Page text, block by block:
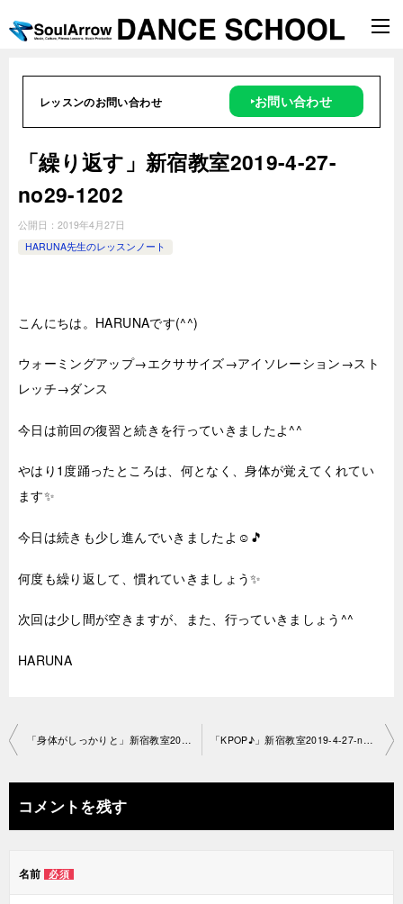
レッスンのお問い合わせ ‣お問い合わせ
「繰り返す」新宿教室2019-4-27-
no29-1202
公開日： 2019年4月27日
HARUNA先生のレッスンノート
こんにちは。HARUNAです(^^)
ウォーミングアップ→エクササイズ→アイソレーション→スト
レッチ→ダンス
今日は前回の復習と続きを行っていきましたよ^^
やはり1度踊ったところは、何となく、身体が覚えてくれてい
ます✨
今日は続きも少し進んでいきましたよ☺🎵
何度も繰り返して、慣れていきましょう✨
次回は少し間が空きますが、また、行っていきましょう^^
HARUNA
投
ナ
ビ
ー
「身体がしっかりと」新宿教室2019-4-27-no29-1184 「KPOP♪」新宿教室2019-4-27-no29-1160
コメントを残す
名前 必須